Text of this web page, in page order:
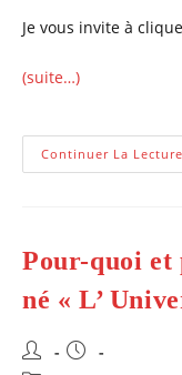
Je vous invite à
(suite…)
Continuer La Lecture
Pour-quoi et
né « L’
Auteur/autrice
Publication